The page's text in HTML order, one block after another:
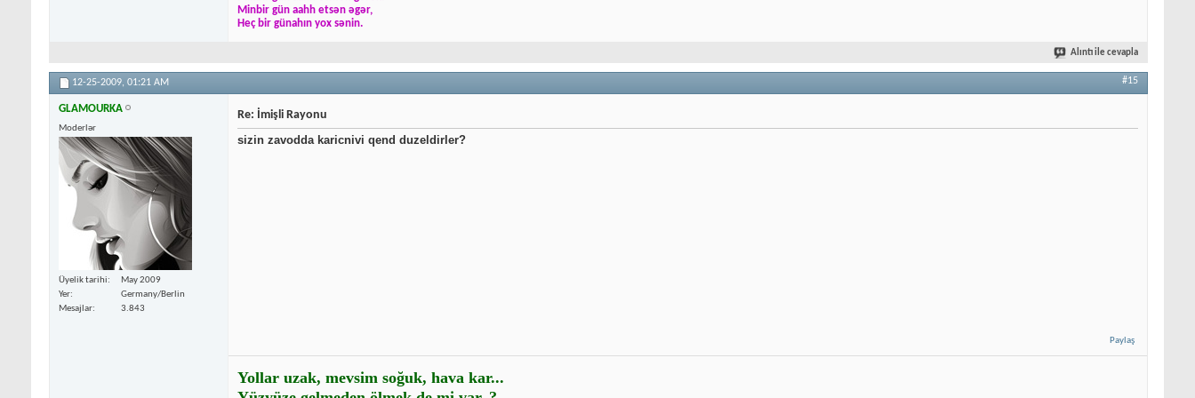
Minbir gün aahh etsən əgər,
Heç bir günahın yox sənin.
Alıntı ile cevapla
12-25-2009, 01:21 AM #15
GLAMOURKA
Moderlər
Üyelik tarihi
May 2009
Yer
Germany/Berlin
Mesajlar
3.843
Re: İmişli Rayonu
sizin zavodda karicnivi qend duzeldirler?
Paylaş
Yollar uzak, mevsim soğuk, hava kar...